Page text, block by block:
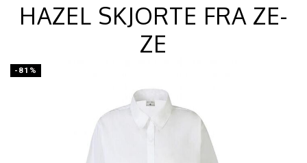
HAZEL SKJORTE FRA ZE-
ZE
-81%